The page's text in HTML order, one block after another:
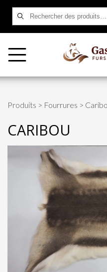
Produits > Fourrures >
CARIBOU